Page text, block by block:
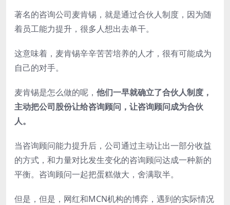
著名的咨询公司麦肯锡，就是通过合伙人制度，因为随
着员工能力提升，很多人想出去单干。
这意味着，麦肯锡辛辛苦苦培养的人才，很有可能成为
自己的对手。
麦肯锡是怎么做的呢， 他们一早就确立了合伙人制度，
主动把公司股份让给咨询顾问，让咨询顾问成为合伙
人。
当咨询顾问能力提升后，公司通过主动让出一部分收益
的方式，和力量对比发生变化的咨询顾问达成一种新的
平衡。咨询顾问一起把蛋糕做大，舍满取半。
但是，但是，网红和MCN机构的博弈，遇到的实际情况